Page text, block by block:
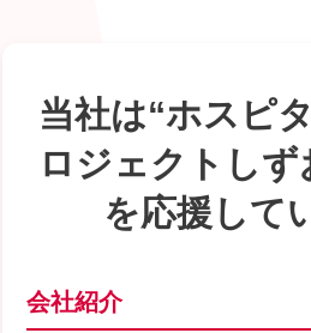
当社は“ホスピ
ロジェクトしず
を応援して
会社紹介